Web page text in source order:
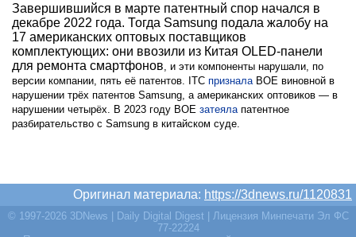
Завершившийся в марте патентный спор начался в
декабре 2022 года. Тогда Samsung подала жалобу на
17 американских оптовых поставщиков
комплектующих: они ввозили из Китая OLED-панели
для ремонта смартфонов , и эти компоненты нарушали, по
версии компании, пять её патентов. ITC признала BOE виновной в
нарушении трёх патентов Samsung, а американских оптовиков — в
нарушении четырёх. В 2023 году BOE затеяла патентное
разбирательство с Samsung в китайском суде.
Оригинал материала: https://3dnews.ru/1120831
© 1997-2026 3DNews | Daily Digital Digest | Лицензия Минпечати Эл ФС
77-22224